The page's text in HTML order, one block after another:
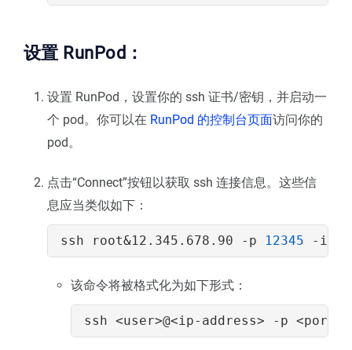
设置 RunPod：
设置 RunPod，设置你的 ssh 证书/密钥，并启动一
个 pod。你可以在 RunPod 的控制台页面访问你的
pod。
点击“Connect”按钮以获取 ssh 连接信息。这些信
息应当类似如下：
ssh root&12.345.678.90 -p 12345
该命令将被格式化为如下形式：